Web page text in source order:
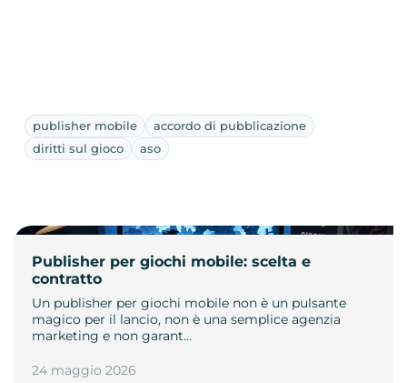
publisher mobile
accordo di pubblicazione
diritti sul gioco
aso
Publisher per giochi mobile: scelta e
contratto
Un publisher per giochi mobile non è un pulsante
magico per il lancio, non è una semplice agenzia
marketing e non garant…
24 maggio 2026